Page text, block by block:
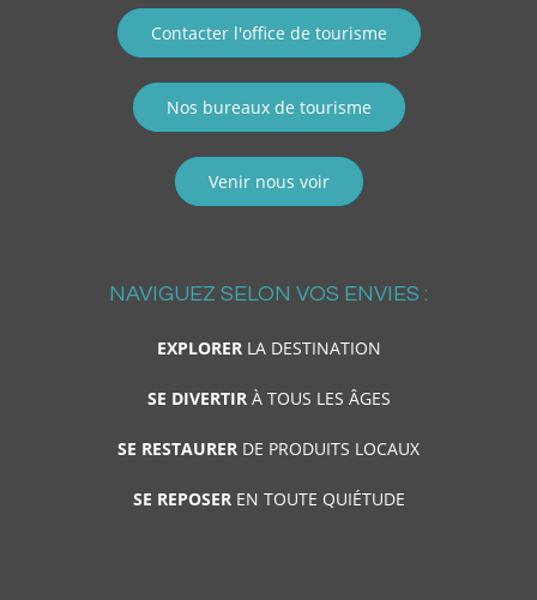
Contacter l'office de tourisme
Nos bureaux de tourisme
Venir nous voir
NAVIGUEZ SELON VOS ENVIES :
EXPLORERLA DESTINATION
SE DIVERTIRÀ TOUS LES ÂGES
SE RESTAURER DE PRODUITS LOCAUX
SE REPOSEREN TOUTE QUIÉTUDE